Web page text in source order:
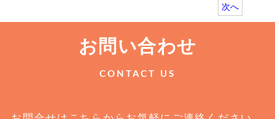
次へ
お問い合わせ
CONTACT US